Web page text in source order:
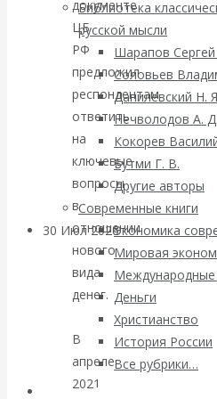
Библиотека
русской мысли
Шарапов
Соловьев
Данилевский Н.
Нечволодов А. Д.
Кокорев
Бутми Г. В.
Другие авторы
Современные книги
Экономика
Мировая
Международные
Деньги
Христианство
История России
Все рубрики…
Авторы РЭОШ
ВАлентин
Катасонов.
Саммит НАТО
Турции: Drang
nach Osten
30 Июл 2026Банки
Валентин
Катасонов. Кто
определяет
документе
ЦБ
РФ
предложил
респондентам
ответить
на
ключевые
вопросы
в
отношении
нового
вида
денег.
https://www.cbr.ru/
В
апреле
2021